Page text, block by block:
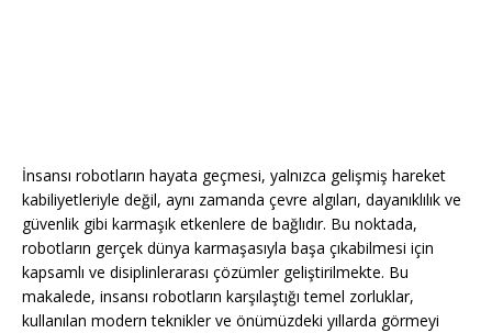
İnsansı robotların hayata geçmesi, yalnızca gelişmiş hareket
kabiliyetleriyle değil, aynı zamanda çevre algıları, dayanıklılık ve
güvenlik gibi karmaşık etkenlere de bağlıdır. Bu noktada,
robotların gerçek dünya karmaşasıyla başa çıkabilmesi için
kapsamlı ve disiplinlerarası çözümler geliştirilmekte. Bu
makalede, insansı robotların karşılaştığı temel zorluklar,
kullanılan modern teknikler ve önümüzdeki yıllarda görmeyi